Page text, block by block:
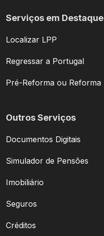
Serviços em Destaque
Localizar LPP
Regressar a Portugal
Pré-Reforma ou Reforma
Outros Serviços
Documentos Digitais
Simulador de Pensões
Imobiliário
Seguros
Créditos